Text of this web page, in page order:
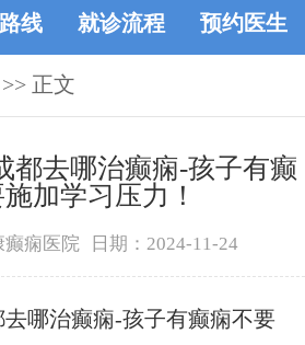
线 就诊流程 预约医生
正文
都去哪治癫痫-孩子有癫
加学习压力！
癫痫医院 日期：2024-11-24
去哪治癫痫-孩子有癫痫不要